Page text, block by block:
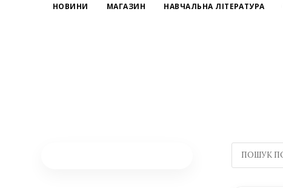
НОВИНИ МАГАЗИН НАВЧАЛЬНА ЛІТЕРАТУРА